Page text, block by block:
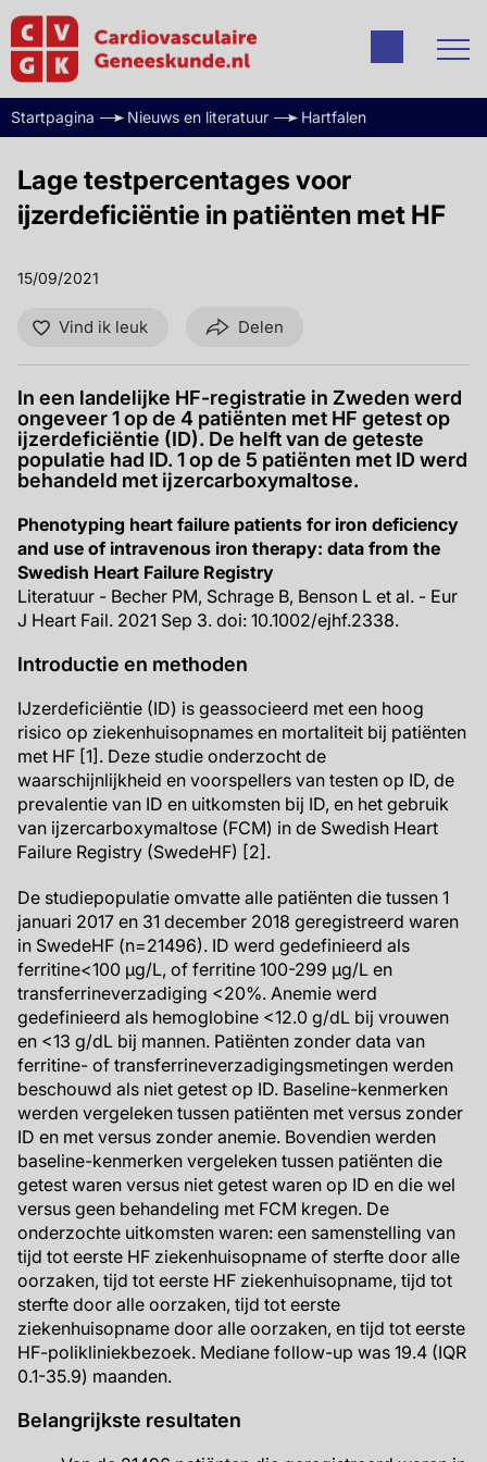
Startpagina Nieuws en literatuur Hartfalen
Lage testpercentages voor
ijzerdeficiëntie in patiënten met HF
15/09/2021
Vind ik leuk Delen
In een landelijke HF-registratie in Zweden werd
ongeveer 1 op de 4 patiënten met HF getest op
ijzerdeficiëntie (ID). De helft van de geteste
populatie had ID. 1 op de 5 patiënten met ID werd
behandeld met ijzercarboxymaltose.
Phenotyping heart failure patients for iron deficiency
and use of intravenous iron therapy: data from the
Swedish Heart Failure Registry
Literatuur - Becher PM, Schrage B, Benson L et al. - Eur
J Heart Fail. 2021 Sep 3. doi: 10.1002/ejhf.2338.
Introductie en methoden
IJzerdeficiëntie (ID) is geassocieerd met een hoog
risico op ziekenhuisopnames en mortaliteit bij patiënten
met HF [1]. Deze studie onderzocht de
waarschijnlijkheid en voorspellers van testen op ID, de
prevalentie van ID en uitkomsten bij ID, en het gebruik
van ijzercarboxymaltose (FCM) in de Swedish Heart
Failure Registry (SwedeHF) [2].
De studiepopulatie omvatte alle patiënten die tussen 1
januari 2017 en 31 december 2018 geregistreerd waren
in SwedeHF (n=21496). ID werd gedefinieerd als
ferritine<100 µg/L, of ferritine 100-299 µg/L en
transferrineverzadiging <20%. Anemie werd
gedefinieerd als hemoglobine <12.0 g/dL bij vrouwen
en <13 g/dL bij mannen. Patiënten zonder data van
ferritine- of transferrineverzadigingsmetingen werden
beschouwd als niet getest op ID. Baseline-kenmerken
werden vergeleken tussen patiënten met versus zonder
ID en met versus zonder anemie. Bovendien werden
baseline-kenmerken vergeleken tussen patiënten die
getest waren versus niet getest waren op ID en die wel
versus geen behandeling met FCM kregen. De
onderzochte uitkomsten waren: een samenstelling van
tijd tot eerste HF ziekenhuisopname of sterfte door alle
oorzaken, tijd tot eerste HF ziekenhuisopname, tijd tot
sterfte door alle oorzaken, tijd tot eerste
ziekenhuisopname door alle oorzaken, en tijd tot eerste
HF-polikliniekbezoek. Mediane follow-up was 19.4 (IQR
0.1-35.9) maanden.
Belangrijkste resultaten